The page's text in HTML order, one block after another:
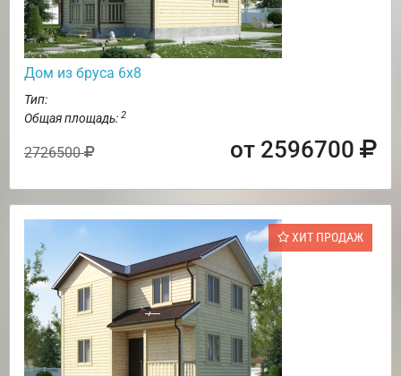
Дом из бруса 6х8
Тип:
Общая площадь: 2
2726500 от 2596700
ХИТ ПРОДАЖ